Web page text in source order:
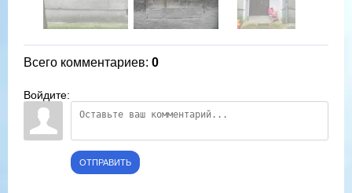
Всего комментариев: 0
Войдите:
ОТПРАВИТЬ